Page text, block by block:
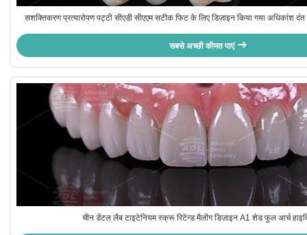
सशक्तिकरण प्रत्यारोपण पट्टी सीएडी सीएएम सटीक फिट के लिए डिज़ाइन किया गया अधिकांश दंत
सबसे अच्छी कीमत पाएं
चीन डेंटल लैब टाइटेनियम स्क्रू रिटेन्ड मैलोंग डिज़ाइन A1 शेड फुल आर्च